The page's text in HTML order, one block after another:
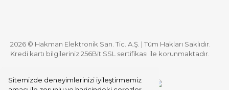
Sitemizde deneyimlerinizi iyileştirmemiz
2026 © Hakman Elektronik San. Tic. A.Ş. | Tüm Hakları Saklıdır.
Kredi kartı bilgileriniz 256Bit SSL sertifikası ile korunmaktadır.